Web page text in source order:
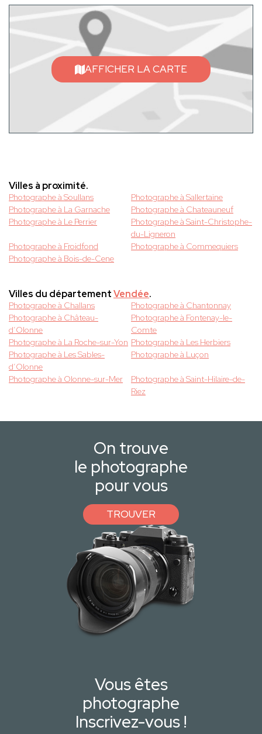
AFFICHER LA CARTE
Villes à proximité.
Photographe à Soullans
Photographe à Sallertaine
Photographe à La Garnache
Photographe à Chateauneuf
Photographe à Le Perrier
Photographe à Saint-Christophe-
du-Ligneron
Photographe à Froidfond
Photographe à Commequiers
Photographe à Bois-de-Cene
Villes du départementVendée.
Photographe à Challans
Photographe à Chantonnay
Photographe à Château-
d’Olonne
Photographe à Fontenay-le-
Comte
Photographe à La Roche-sur-Yon Photographe à Les Herbiers
Photographe à Les Sables-
d’Olonne
Photographe à Luçon
Photographe à Olonne-sur-Mer
Photographe à Saint-Hilaire-de-
Riez
On trouve
le photographe
pour vous
TROUVER
Vous êtes
photographe
Inscrivez-vous !